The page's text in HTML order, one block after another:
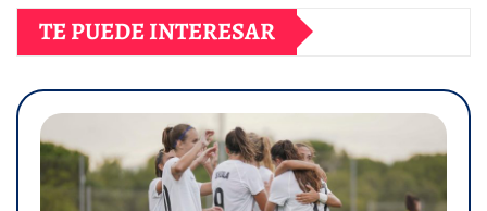
TE PUEDE INTERESAR